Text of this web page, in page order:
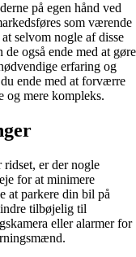
på egen hånd ved
som værende
selvom nogle af disse
også ende med at gøre
erfaring og
ende med at forværre
og mere kompleks.
er der nogle
for at minimere
at parkere din bil på
tilbøjelig til
eller alarmer for